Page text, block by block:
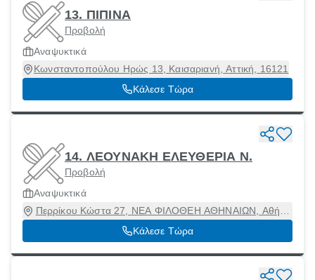
13. ΠΙΠΙΝΑ
Προβολή
Αναψυκτικά
Κωνσταντοπούλου Ηρώς 13, Καισαριανή, Αττική, 16121
Κάλεσε Τώρα
14. ΛΕΟΥΝΑΚΗ ΕΛΕΥΘΕΡΙΑ Ν.
Προβολή
Αναψυκτικά
Περρίκου Κώστα 27, ΝΕΑ ΦΙΛΟΘΕΗ ΑΘΗΝΑΙΩΝ, Αθήνα
[Δήμος], Αττική, 11524
Κάλεσε Τώρα